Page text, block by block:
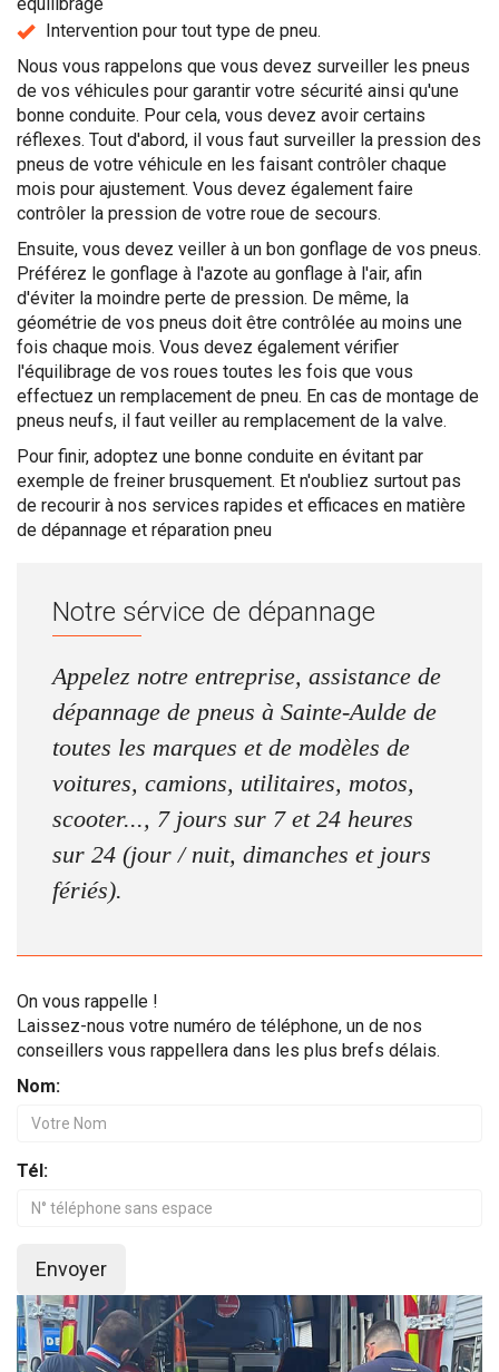
Intervention pour tout type de pneu.
Nous vous rappelons que vous devez surveiller les pneus
de vos véhicules pour garantir votre sécurité ainsi qu'une
bonne conduite. Pour cela, vous devez avoir certains
réflexes. Tout d'abord, il vous faut surveiller la pression des
pneus de votre véhicule en les faisant contrôler chaque
mois pour ajustement. Vous devez également faire
contrôler la pression de votre roue de secours.
Ensuite, vous devez veiller à un bon gonflage de vos pneus.
Préférez le gonflage à l'azote au gonflage à l'air, afin
d'éviter la moindre perte de pression. De même, la
géométrie de vos pneus doit être contrôlée au moins une
fois chaque mois. Vous devez également vérifier
l'équilibrage de vos roues toutes les fois que vous
effectuez un remplacement de pneu. En cas de montage de
pneus neufs, il faut veiller au remplacement de la valve.
Pour finir, adoptez une bonne conduite en évitant par
exemple de freiner brusquement. Et n'oubliez surtout pas
de recourir à nos services rapides et efficaces en matière
de dépannage et réparation pneu
Notre sérvice de dépannage
Appelez notre entreprise, assistance de
dépannage de pneus à Sainte-Aulde de
toutes les marques et de modèles de
voitures, camions, utilitaires, motos,
scooter..., 7 jours sur 7 et 24 heures
sur 24 (jour / nuit, dimanches et jours
fériés).
On vous rappelle !
Laissez-nous votre numéro de téléphone, un de nos
conseillers vous rappellera dans les plus brefs délais.
Nom:
Tél:
Envoyer